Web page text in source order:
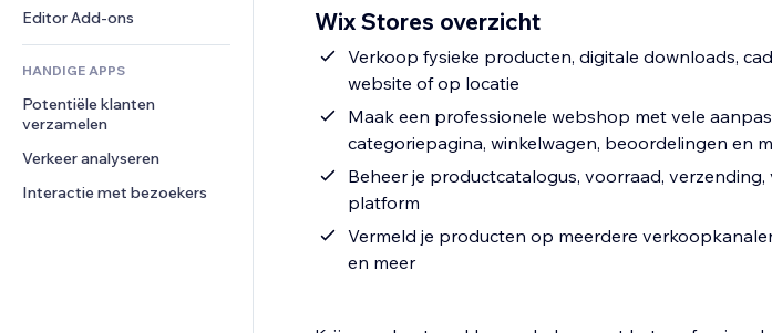
Eten en drinken
Rekenmachines
Zoeken
Weer
Grafieken en tabellen
Community
Beoordelingen en testimonials
CRM
Editor Add-ons
HANDIGE APPS
Potentiële klanten
verzamelen
Verkeer analyseren
Interactie met bezoekers
Wix Stores overzicht
Verkoop fysieke producten, digitale downloads,
website of op locatie
Maak een professionele webshop met vele
categoriepagina, winkelwagen, beoordelingen en
Beheer je productcatalogus, voorraad,
platform
Vermeld je producten op meerdere
en meer